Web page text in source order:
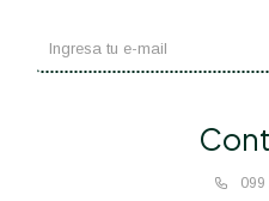
099